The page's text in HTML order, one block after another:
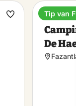
Make
De
Tip van